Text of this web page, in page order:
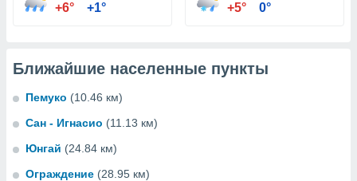
+6° +1° +5° 0°
Ближайшие населенные пункты
Пемуко (10.46 км)
Сан - Игнасио (11.13 км)
Юнгай (24.84 км)
Ограждение (28.95 км)